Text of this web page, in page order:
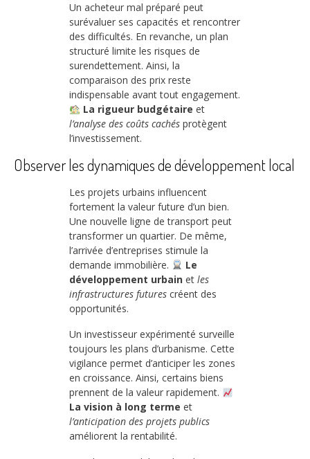
Un acheteur mal préparé peut
surévaluer ses capacités et rencontrer
des difficultés. En revanche, un plan
structuré limite les risques de
surendettement. Ainsi, la
comparaison des prix reste
indispensable avant tout engagement.
La rigueur budgétaire et
l’analyse des coûts cachés protègent
l’investissement.
Observer les dynamiques de développement local
Les projets urbains influencent
fortement la valeur future d’un bien.
Une nouvelle ligne de transport peut
transformer un quartier. De même,
l’arrivée d’entreprises stimule la
demande immobilière.
Le
développement urbain et les
infrastructures futures créent des
opportunités.
Un investisseur expérimenté surveille
toujours les plans d’urbanisme. Cette
vigilance permet d’anticiper les zones
en croissance. Ainsi, certains biens
prennent de la valeur rapidement.
La vision à long terme et
l’anticipation des projets publics
améliorent la rentabilité.